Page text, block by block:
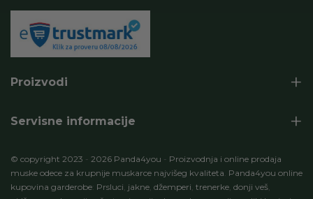
Proizvodi
Servisne informacije
© copyright 2023 - 2026 Panda4you - Proizvodnja i online prodaja
muske odece za krupnije muskarce najvišeg kvaliteta. Panda4you online
kupovina garderobe: Prsluci, jakne, džemperi, trenerke, donji veš,